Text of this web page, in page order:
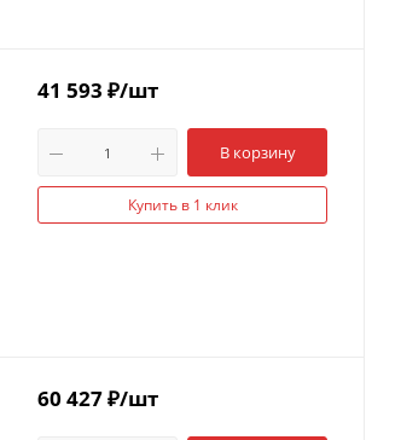
41 593 ₽/шт
В корзину
Купить в 1 клик
60 427₽/шт